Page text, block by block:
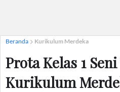
Beranda Kurikulum Merdeka
Prota Kelas 1
Kurikulum